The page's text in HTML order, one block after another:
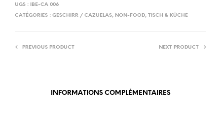
UGS :
IBE-CA 006
CATÉGORIES : GESCHIRR / CAZUELAS, NON-FOOD, TISCH & KÜCHE
PREVIOUS PRODUCT NEXT PRODUCT
INFORMATIONS COMPLÉMENTAIRES